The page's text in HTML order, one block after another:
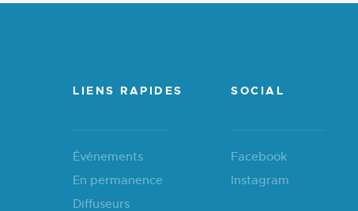
LIENS RAPIDES
Événements
En permanence
Diffuseurs
SOCIAL
Facebook
Instagram